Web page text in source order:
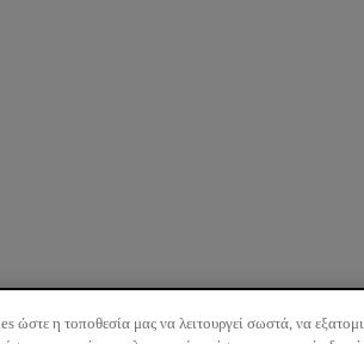
ώστε η τοποθεσία μας να λειτουργεί σωστά, να